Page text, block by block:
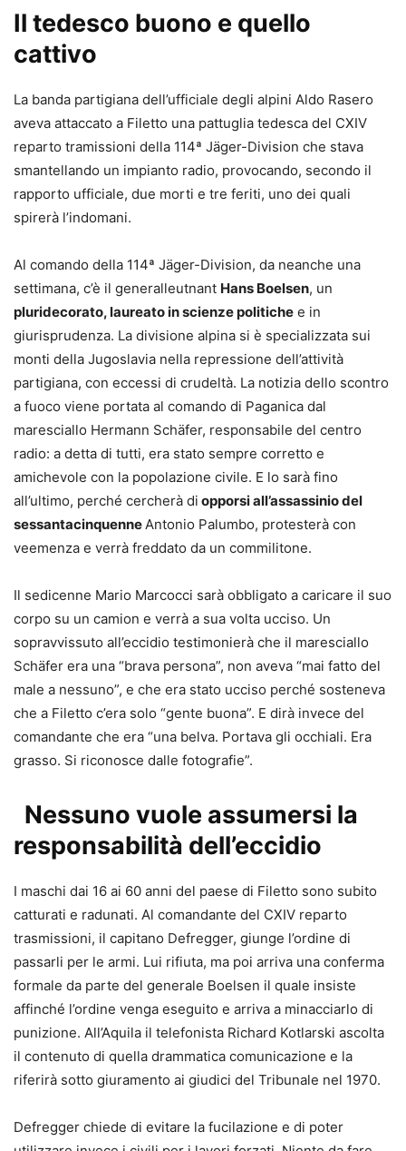
Il tedesco buono e quello
cattivo
La banda partigiana dell’ufficiale degli alpini Aldo Rasero
aveva attaccato a Filetto una pattuglia tedesca del CXIV
reparto tramissioni della 114ª Jäger-Division che stava
smantellando un impianto radio, provocando, secondo il
rapporto ufficiale, due morti e tre feriti, uno dei quali
spirerà l’indomani.
Al comando della 114ª Jäger-Division, da neanche una
settimana, c’è il generalleutnant Hans Boelsen, un
pluridecorato, laureato in scienze politiche e in
giurisprudenza. La divisione alpina si è specializzata sui
monti della Jugoslavia nella repressione dell’attività
partigiana, con eccessi di crudeltà. La notizia dello scontro
a fuoco viene portata al comando di Paganica dal
maresciallo Hermann Schäfer, responsabile del centro
radio: a detta di tutti, era stato sempre corretto e
amichevole con la popolazione civile. E lo sarà fino
all’ultimo, perché cercherà di opporsi all’assassinio del
sessantacinquenneAntonio Palumbo, protesterà con
veemenza e verrà freddato da un commilitone.
Il sedicenne Mario Marcocci sarà obbligato a caricare il suo
corpo su un camion e verrà a sua volta ucciso. Un
sopravvissuto all’eccidio testimonierà che il maresciallo
Schäfer era una “brava persona”, non aveva “mai fatto del
male a nessuno”, e che era stato ucciso perché sosteneva
che a Filetto c’era solo “gente buona”. E dirà invece del
comandante che era “una belva. Portava gli occhiali. Era
grasso. Si riconosce dalle fotografie”.
Nessuno vuole assumersi la
responsabilità dell’eccidio
I maschi dai 16 ai 60 anni del paese di Filetto sono subito
catturati e radunati. Al comandante del CXIV reparto
trasmissioni, il capitano Defregger, giunge l’ordine di
passarli per le armi. Lui rifiuta, ma poi arriva una conferma
formale da parte del generale Boelsen il quale insiste
affinché l’ordine venga eseguito e arriva a minacciarlo di
punizione. All’Aquila il telefonista Richard Kotlarski ascolta
il contenuto di quella drammatica comunicazione e la
riferirà sotto giuramento ai giudici del Tribunale nel 1970.
Defregger chiede di evitare la fucilazione e di poter